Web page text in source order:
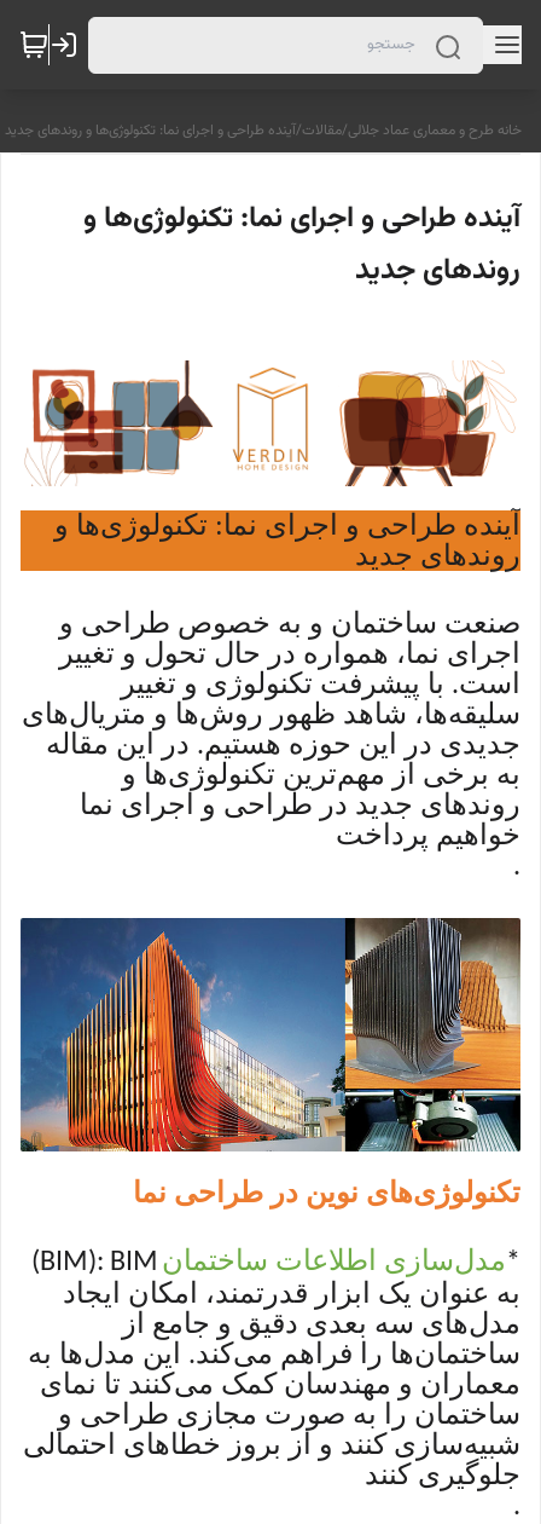
خانه طرح و معماری عماد جلالی/مقالات/آینده طراحی و اجرای نما: تکنولوژی‌ها و روندهای جدید
آینده طراحی و اجرای نما: تکنولوژی‌ها و
روندهای جدید
آینده طراحی و اجرای نما: تکنولوژی‌ها و
روندهای جدید
صنعت ساختمان و به خصوص طراحی و
اجرای نما، همواره در حال تحول و تغییر
است. با پیشرفت تکنولوژی و تغییر
سلیقه‌ها، شاهد ظهور روش‌ها و متریال‌های
جدیدی در این حوزه هستیم. در این مقاله
به برخی از مهم‌ترین تکنولوژی‌ها و
روندهای جدید در طراحی و اجرای نما
خواهیم پرداخت
.
تکنولوژی‌های نوین در طراحی نما
*مدل‌سازی اطلاعات ساختمان (BIM): BIM
به عنوان یک ابزار قدرتمند، امکان ایجاد
مدل‌های سه بعدی دقیق و جامع از
ساختمان‌ها را فراهم می‌کند. این مدل‌ها به
معماران و مهندسان کمک می‌کنند تا نمای
ساختمان را به صورت مجازی طراحی و
شبیه‌سازی کنند و از بروز خطاهای احتمالی
جلوگیری کنند
.